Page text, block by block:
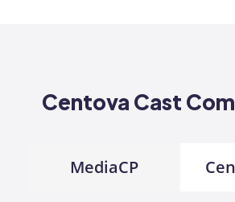
Centova Cast
MediaCP